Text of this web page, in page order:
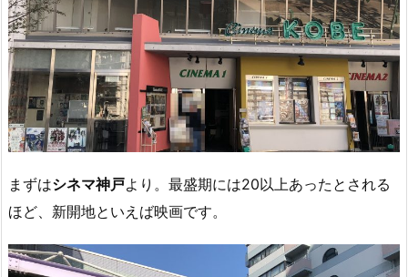
まずはシネマ神戸より。最盛期には20以上あったとされる
ほど、新開地といえば映画です。